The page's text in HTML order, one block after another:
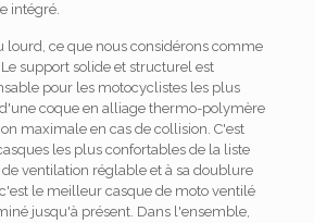
intégré.
lourd, ce que nous considérons comme
support solide et structurel est
pour les motocyclistes les plus
coque en alliage thermo-polymère
maximale en cas de collision. C'est
les plus confortables de la liste
ventilation réglable et à sa doublure
le meilleur casque de moto ventilé
jusqu'à présent. Dans l'ensemble,